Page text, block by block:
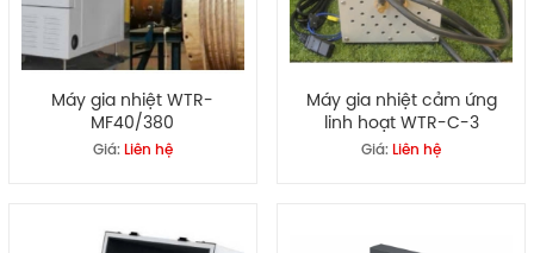
Máy gia nhiệt WTR-
MF40/380
Giá: Liên hệ
Máy gia nhiệt cảm ứng
linh hoạt WTR-C-3
Giá: Liên hệ